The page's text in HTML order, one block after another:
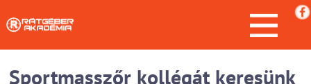
Sportmasszőr kollégát keresünk